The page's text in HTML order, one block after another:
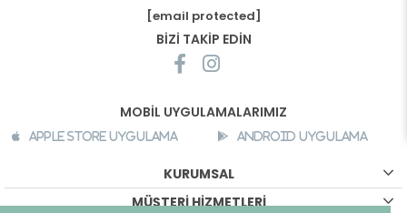
[email protected]
BİZİ TAKİP EDİN
MOBİL UYGULAMALARIMIZ
Apple Store Uygulama Android Uygulama
KURUMSAL
MÜŞTERİ HİZMETLERİ